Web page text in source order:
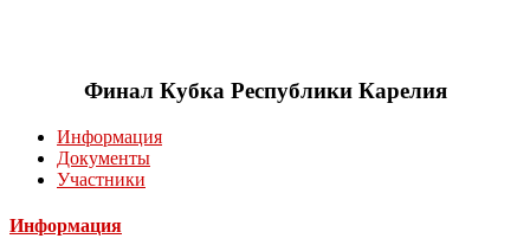
Финал Кубка Республики Карелия
Информация
Документы
Участники
Информация